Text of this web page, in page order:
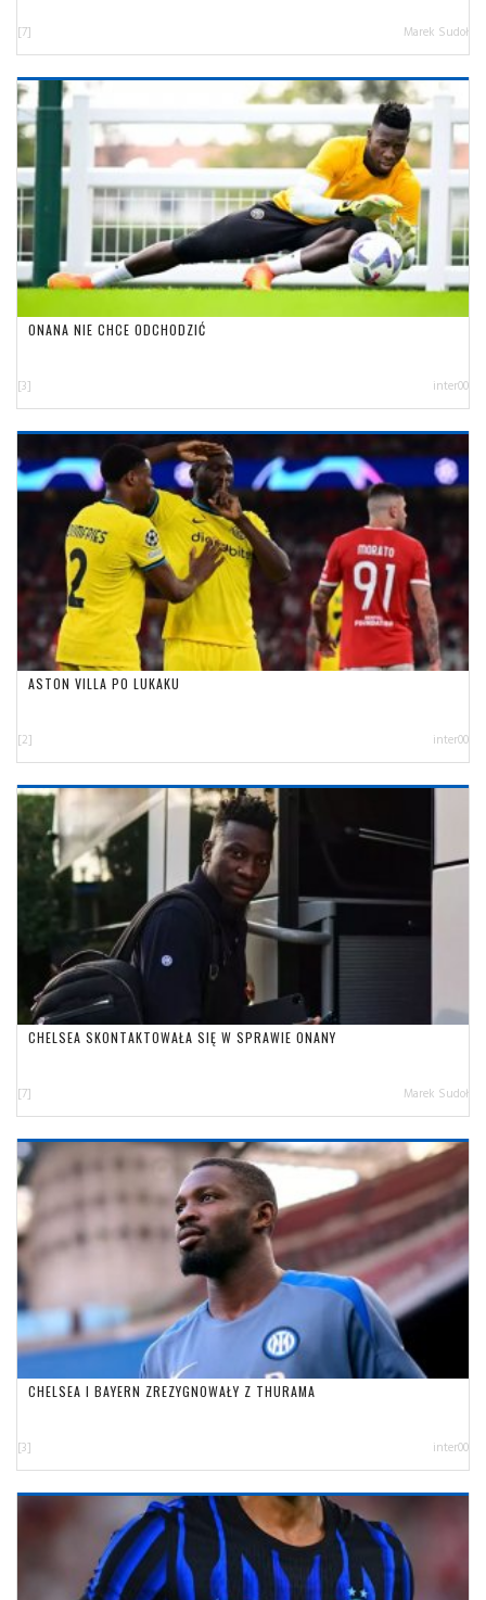
[7] Marek Sudoł
ONANA NIE CHCE ODCHODZIĆ
[3] inter00
ASTON VILLA PO LUKAKU
[2] inter00
CHELSEA SKONTAKTOWAŁA SIĘ W SPRAWIE ONANY
[7] Marek Sudoł
CHELSEA I BAYERN ZREZYGNOWAŁY Z THURAMA
[3] inter00